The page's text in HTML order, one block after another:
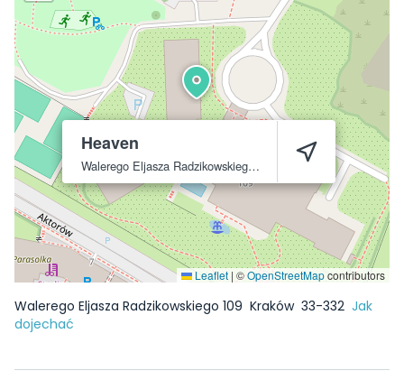
Heaven
Walerego Eljasza Radzikowskiego 109 Kraków 33-332
Leaflet | ©OpenStreetMapcontributors
Walerego Eljasza Radzikowskiego 109 Kraków 33-332 Jak
dojechać